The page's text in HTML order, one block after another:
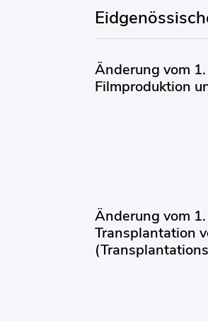
Änderung vom
Filmproduktion
Änderung vom
Transplantation